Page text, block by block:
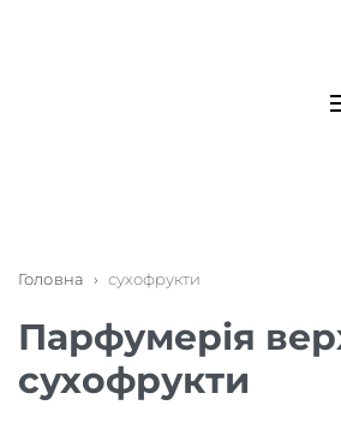
Головна › сухофрукти
Парфумерія
сухофрукти